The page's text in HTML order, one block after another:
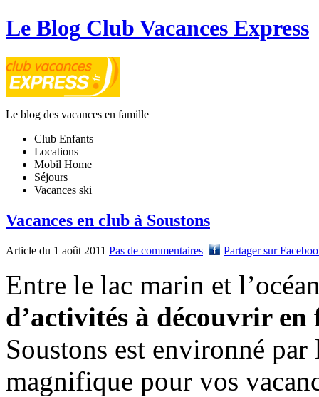
Le Blog Club Vacances Express
Le blog des vacances en famille
Club Enfants
Locations
Mobil Home
Séjours
Vacances ski
Vacances en club à Soustons
Article du 1 août 2011 Pas de commentaires Partager sur
Entre le lac marin et
d’activités à découvrir
Soustons est environné
magnifique pour vos